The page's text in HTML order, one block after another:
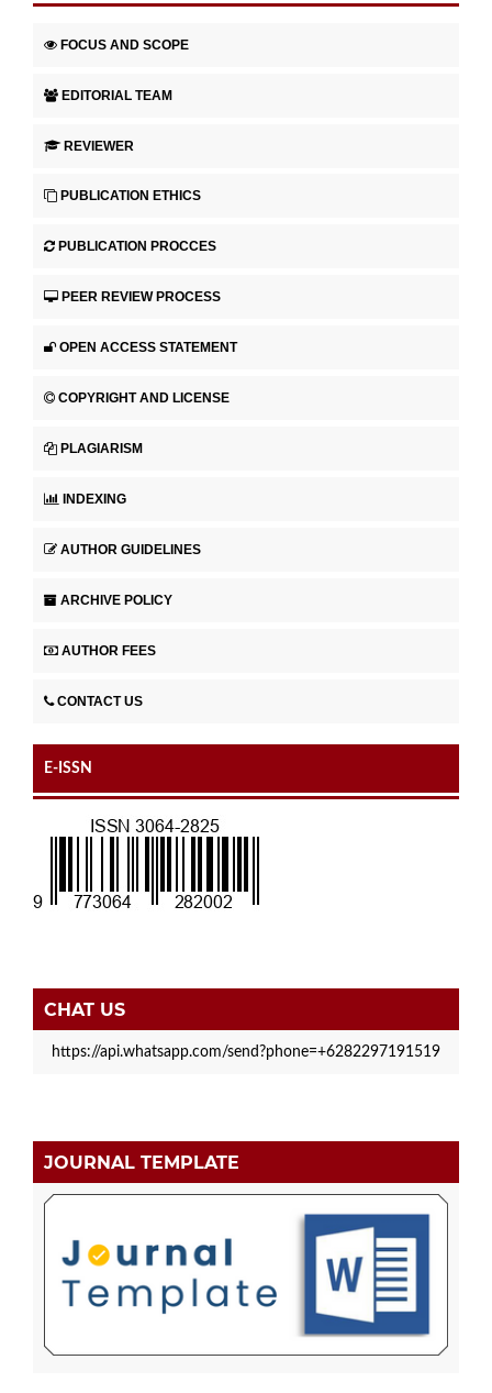
FOCUS AND SCOPE
EDITORIAL TEAM
REVIEWER
PUBLICATION ETHICS
PUBLICATION PROCCES
PEER REVIEW PROCESS
OPEN ACCESS STATEMENT
COPYRIGHT AND LICENSE
PLAGIARISM
INDEXING
AUTHOR GUIDELINES
ARCHIVE POLICY
AUTHOR FEES
CONTACT US
E-ISSN
CHAT US
https://api.whatsapp.com/send?phone=+6282297191519
JOURNAL TEMPLATE